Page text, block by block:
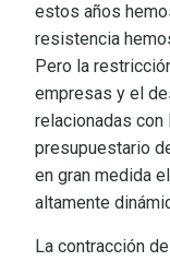
estos años
resistencia
Pero la
empresas y el
relacionadas
presupuestario
en gran medida
altamente
La contracción